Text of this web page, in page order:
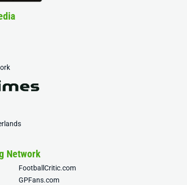
Network
FootballCritic.com
GPFans.com